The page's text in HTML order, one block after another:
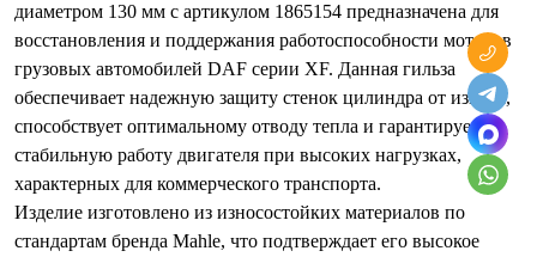
диаметром 130 мм с артикулом 1865154 предназначена для
восстановления и поддержания работоспособности моторов
грузовых автомобилей DAF серии XF. Данная гильза
обеспечивает надежную защиту стенок цилиндра от износа,
способствует оптимальному отводу тепла и гарантирует
стабильную работу двигателя при высоких нагрузках,
характерных для коммерческого транспорта.
Изделие изготовлено из износостойких материалов по
стандартам бренда Mahle, что подтверждает его высокое